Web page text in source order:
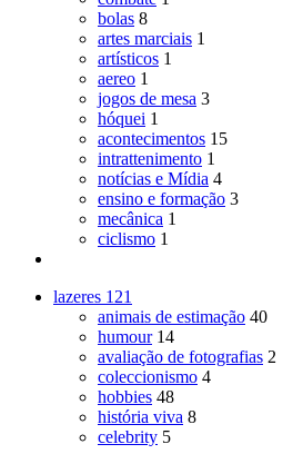
bolas 8
artes marciais 1
artísticos 1
aereo 1
jogos de mesa 3
hóquei 1
acontecimentos 15
intrattenimento 1
notícias e Mídia 4
ensino e formação 3
mecânica 1
ciclismo 1
lazeres 121
animais de estimação 40
humour 14
avaliação de fotografias 2
coleccionismo 4
hobbies 48
história viva 8
celebrity 5